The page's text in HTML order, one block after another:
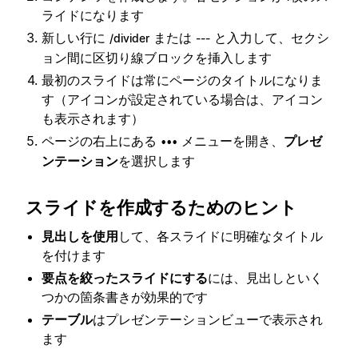
ライドになります
新しい行に /divider または --- と入力して、セクシ
ョン間に区切り線ブロックを挿入します
最初のスライドは常にページのタイトルになりま
す（アイコンが設定されている場合は、アイコン
も表示されます）
ページの右上にある ••• メニューを開き、 プレゼ
ンテーションを選択します
スライドを作成するためのヒント
見出しを使用 して、各スライドに明確なタイトル
を付けます
要点を絞ったスライドにするには、見出しといく
つかの箇条書きが効果的です
テーブルはプレゼンテーションビューで表示され
ます